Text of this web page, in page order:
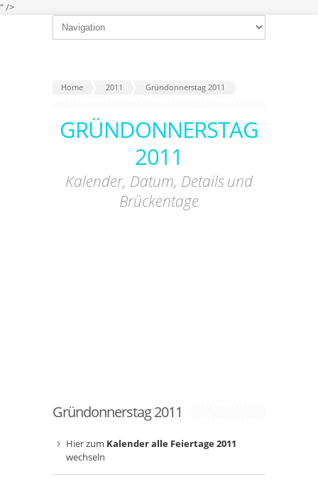
" />
Home 2011 Gründonnerstag 2011
GRÜNDONNERSTAG
2011
Kalender, Datum, Details und
Brückentage
Gründonnerstag 2011
Hier zum Kalender alle Feiertage 2011
wechseln